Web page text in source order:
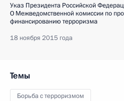
Указ Президента Российской
О Межведомственной комиссии по
финансированию терроризма
18 ноября 2015 года
Темы
Борьба с терроризмом